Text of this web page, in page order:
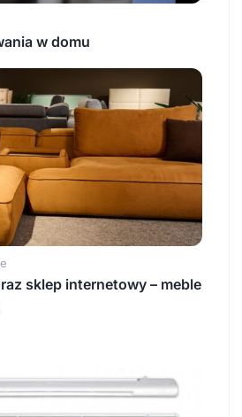
w domu
sklep internetowy – meble